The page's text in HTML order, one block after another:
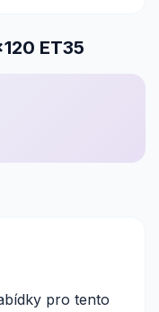
ET35
pro tento